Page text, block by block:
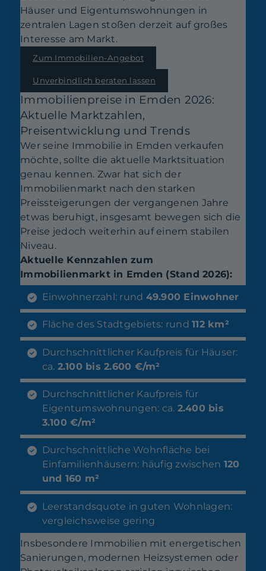
Häuser und Eigentumswohnungen in
zentralen Lagen stoßen derzeit auf großes
Interesse am Markt.
Zum Immobilien-Angebot
Unverbindlich beraten lassen
Immobilienpreise in Emden 2026:
Aktuelle Marktzahlen,
Preisentwicklung und Trends
Wer seine Immobilie in Emden verkaufen
möchte, sollte die aktuelle Marktsituation
genau kennen. Zwar hat sich der
Immobilienmarkt nach den starken
Preissteigerungen der vergangenen Jahre
etwas beruhigt, insgesamt bewegen sich die
Preise jedoch weiterhin auf einem stabilen
Niveau.
Aktuelle Kennzahlen zum
Immobilienmarkt in Emden (Stand 2026):
Einwohnerzahl: rund 49.900 Einwohner
Fläche des Stadtgebiets: rund112 km²
Durchschnittlicher Kaufpreis für Häuser:
ca. 2.100 bis 2.600 €/m²
Durchschnittlicher Kaufpreis für
Eigentumswohnungen: ca. 2.400 bis
3.100 €/m²
Durchschnittliche Wohnfläche bei
Einfamilienhäusern: häufig zwischen 120
und 160 m²
Leerstandsquote in guten Wohnlagen:
vergleichsweise gering
Insbesondere Immobilien mit energetischen
Sanierungen, modernen Heizsystemen oder